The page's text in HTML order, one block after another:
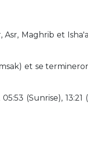
Maghrib et
et se
(Sunrise), 13:21